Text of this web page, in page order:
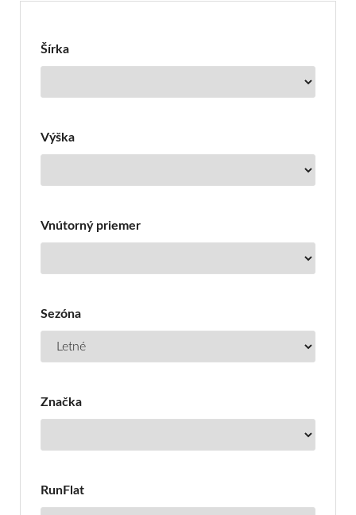
Letné
pneumatiky
pre
Šírka
Výška
Vnútorný priemer
Sezóna
Značka
RunFlat